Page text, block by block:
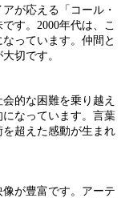
が応える「コール・
す。2000年代は、こ
っています。仲間と
切です。
的な困難を乗り越え
なっています。言葉
超えた感動が生まれ
が豊富です。アーテ